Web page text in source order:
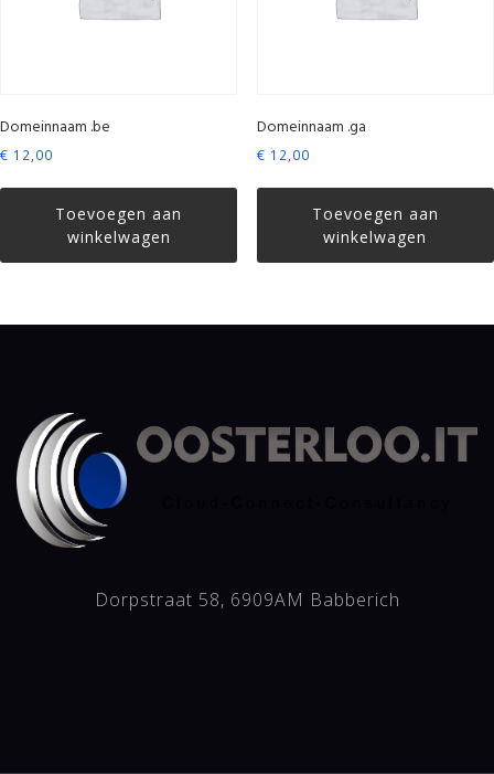
Domeinnaam .be
€ 12,00
Toevoegen aan
winkelwagen
Domeinnaam .ga
€ 12,00
Toevoegen aan
winkelwagen
Dorpstraat 58, 6909AM Babberich